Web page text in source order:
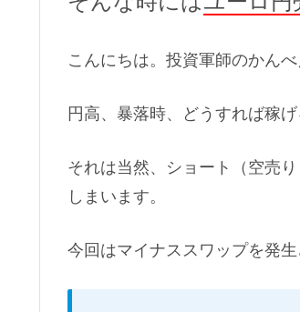
こんにちは。投資軍師のかんべ
円高、暴落時、どうすれば稼げ
それは当然、ショート（空売
しまいます。
今回はマイナススワップを発